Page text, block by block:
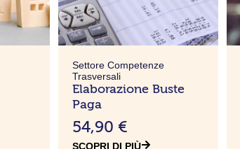
Settore Competenze
Trasversali
Elaborazione Buste
Paga
54,90 €
SCOPRI DI PIÙ